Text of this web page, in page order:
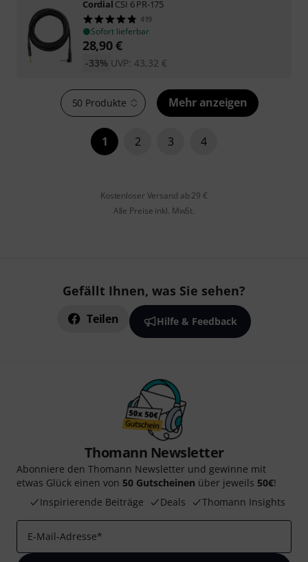
Cordial CSI 6 PR-175
419
Sofort lieferbar
28,90€
UVP: 43,32 €
-33%
50 Produkte Mehr anzeigen
1 2 3 4
Kostenloser Versand ab 29 €
Alle Preise inkl. MwSt.
Gefällt Ihnen, was Sie sehen?
Teilen Hilfe & Feedback
Thomann Newsletter
Abonniere den Thomann Newsletter und gewinne mit
etwas Glück einen von 50 Gutscheinen über jeweils 50€!
Inspirierende Beiträge
Deals Thomann Insights
E-Mail-Adresse*